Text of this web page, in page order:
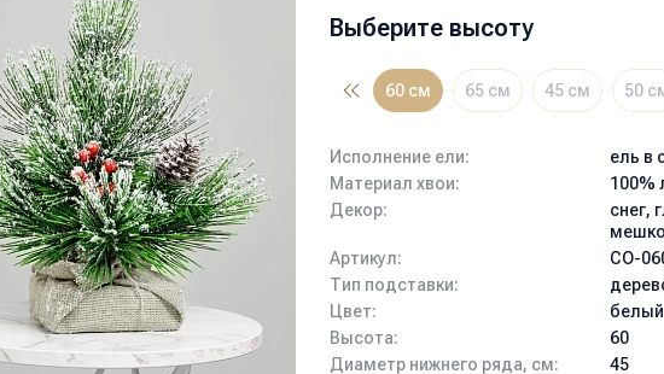
Выберите высоту
60 см 65 см 45 см 50
Исполнение ели:
ель в
Материал хвои:
100%
Декор:
снег,
Артикул:
СО-
Тип подставки:
Цвет:
белый
Высота:
60
Диаметр нижнего ряда, см:
45